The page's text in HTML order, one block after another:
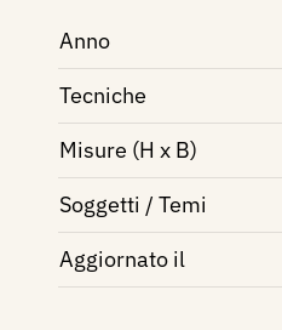
Anno
Tecniche
Misure (H x B)
Soggetti / Temi
Aggiornato il